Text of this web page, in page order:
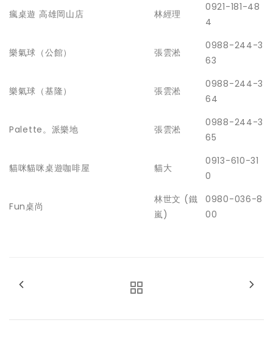
瘋桌遊 高雄岡山店 林經理
0921-181-48
4
樂氣球（公館） 張雲淞
0988-244-3
63
樂氣球（基隆） 張雲淞
0988-244-3
64
Palette。派樂地 張雲淞
0988-244-3
65
貓咪貓咪桌遊咖啡屋 貓大
0913-610-31
0
Fun桌尚
林世文 (鐵
嵐)
0980-036-8
00